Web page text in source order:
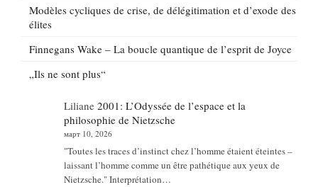
Modèles cycliques de crise, de délégitimation et d’exode des
élites
Finnegans Wake – La boucle quantique de l’esprit de Joyce
„Ils ne sont plus“
Liliane 2001: L’Odyssée de l’espace et la
philosophie de Nietzsche
март 10, 2026
"Toutes les traces d’instinct chez l’homme étaient éteintes –
laissant l’homme comme un être pathétique aux yeux de
Nietzsche." Interprétation…